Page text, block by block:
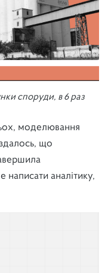
споруди, в 6 раз
моделювання
що
аналітику,